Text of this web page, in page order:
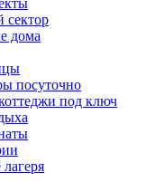
сектор
дома
посуточно
под ключ